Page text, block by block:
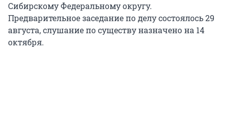
Сибирскому Федеральному округу.
Предварительное заседание по делу состоялось 29
августа, слушание по существу назначено на 14
октября.